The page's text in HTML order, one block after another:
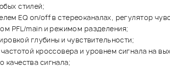
стилей;
EQ on/off в стереоканалах, регулятор
PFL/main и режимом разделения;
глубины и чувствительности;
кроссовера и уровнем сигнала на
качества сигнала;